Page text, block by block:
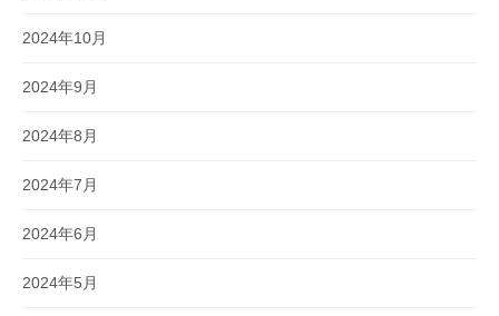
2024年10月
2024年9月
2024年8月
2024年7月
2024年6月
2024年5月